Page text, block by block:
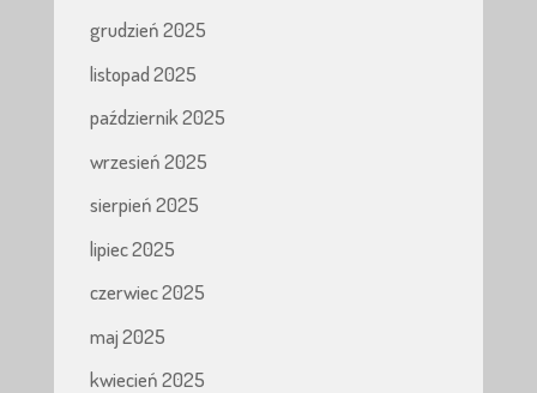
grudzień 2025
listopad 2025
październik 2025
wrzesień 2025
sierpień 2025
lipiec 2025
czerwiec 2025
maj 2025
kwiecień 2025